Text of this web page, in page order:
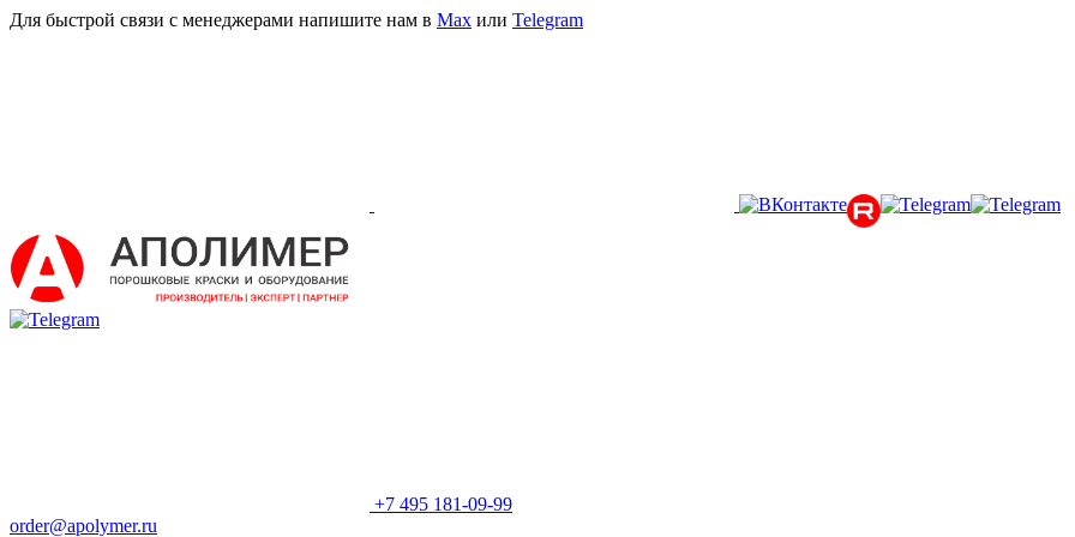
Для быстрой связи с менеджерами напишите нам в Мах или Telegram
+7 495 181-09-99
order@apolymer.ru